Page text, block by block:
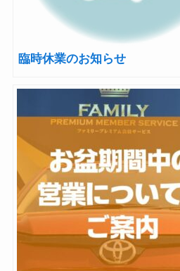
臨時休業のお知らせ